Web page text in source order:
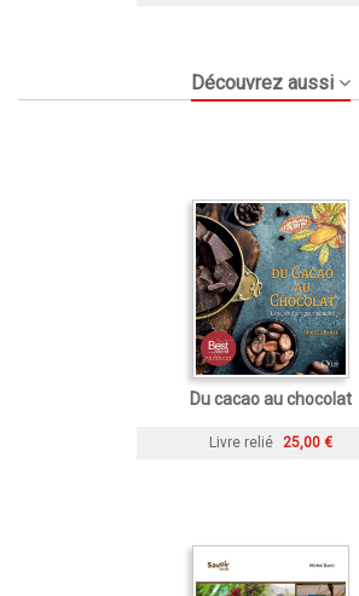
Découvrez aussi
Du cacao au chocolat
Livre relié 25,00 €